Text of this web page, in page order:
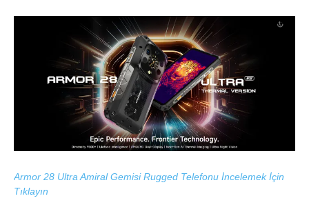
Armor 28 Ultra Amiral Gemisi Rugged Telefonu İncelemek İçin
Tıklayın